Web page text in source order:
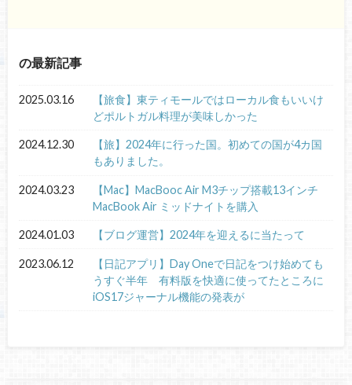
の最新記事
2025.03.16
【旅食】東ティモールではローカル食もいいけ
どポルトガル料理が美味しかった
2024.12.30
【旅】2024年に行った国。初めての国が4カ国
もありました。
2024.03.23
【Mac】MacBooc Air M3チップ搭載13インチ
MacBook Air ミッドナイトを購入
2024.01.03 【ブログ運営】2024年を迎えるに当たって
2023.06.12
【日記アプリ】Day Oneで日記をつけ始めても
うすぐ半年 有料版を快適に使ってたところに
iOS17ジャーナル機能の発表が